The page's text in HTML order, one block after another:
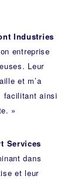
Industries
entreprise
Leur
et m’a
facilitant ainsi
»
Services
dans
et leur